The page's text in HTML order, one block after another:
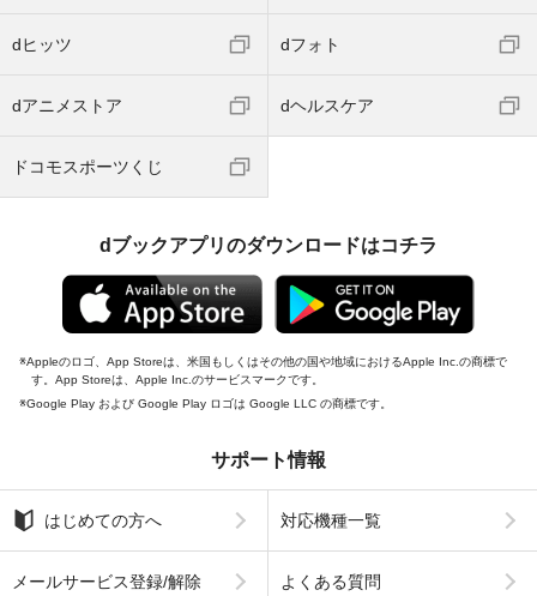
dヒッツ dフォト
dアニメストア dヘルスケア
ドコモスポーツくじ
dブックアプリのダウンロードはコチラ
Appleのロゴ、App Storeは、米国もしくはその他の国や地域におけるApple Inc.の商標で
す。App Storeは、Apple Inc.のサービスマークです。
Google Play および Google Play ロゴは Google LLC の商標です。
サポート情報
はじめての方へ 対応機種一覧
メールサービス登録/解除 よくある質問